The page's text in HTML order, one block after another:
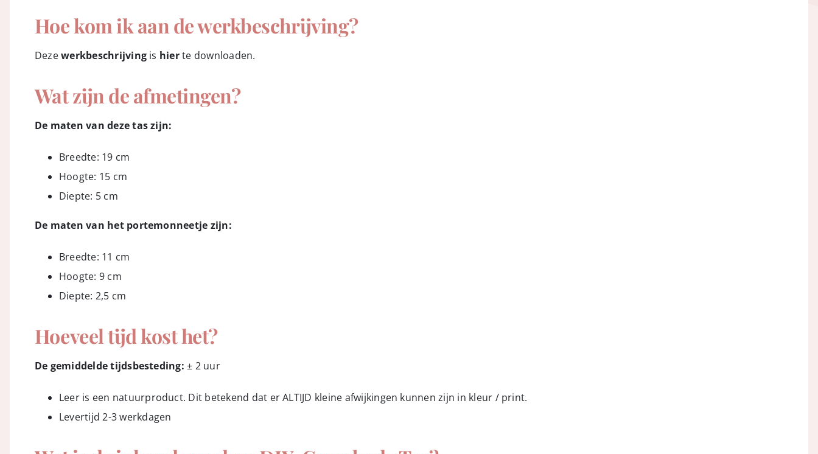
Hoe kom ik aan de werkbeschrijving?
Dezewerkbeschrijving is hierte downloaden.
Wat zijn de afmetingen?
De maten van deze tas zijn:
Breedte: 19 cm
Hoogte: 15 cm
Diepte: 5 cm
De maten van het portemonneetje zijn:
Breedte: 11 cm
Hoogte: 9 cm
Diepte: 2,5 cm
Hoeveel tijd kost het?
De gemiddelde tijdsbesteding: ± 2 uur
Leer is een natuurproduct. Dit betekend dat er ALTIJD kleine afwijkingen kunnen zijn in kleur / print.
Levertijd 2-3 werkdagen